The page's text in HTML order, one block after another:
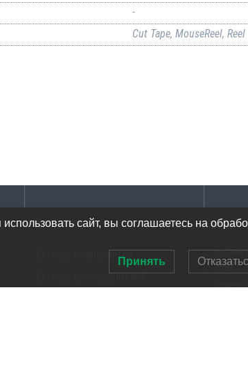
-
Cut Tape, MouseReel, Reel
Каталоги
Каталог компонентов
Каталог производителей
Адрес
г.
дом 2,
сайт, вы соглашаетесь на
Принять